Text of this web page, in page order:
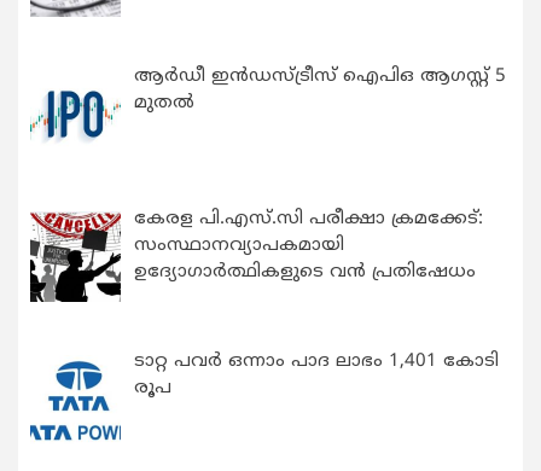
ആർഡീ ഇൻഡസ്ട്രീസ് ഐപിഒ ആഗസ്റ്റ് 5
മുതൽ
കേരള പി.എസ്.സി പരീക്ഷാ ക്രമക്കേട്:
സംസ്ഥാനവ്യാപകമായി
ഉദ്യോഗാര്‍ത്ഥികളുടെ വന്‍ പ്രതിഷേധം
ടാറ്റ പവർ ഒന്നാം പാദ ലാഭം 1,401 കോടി
രൂപ